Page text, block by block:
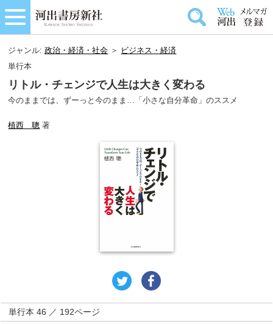
ジャンル:政治・経済・社会 ＞ ビジネス・経済
単行本
リトル・チェンジで人生は大きく変わる
今のままでは、ずーっと今のまま…「小さな自分革命」のススメ
植西 聰 著
単行本 46 ／ 192ページ